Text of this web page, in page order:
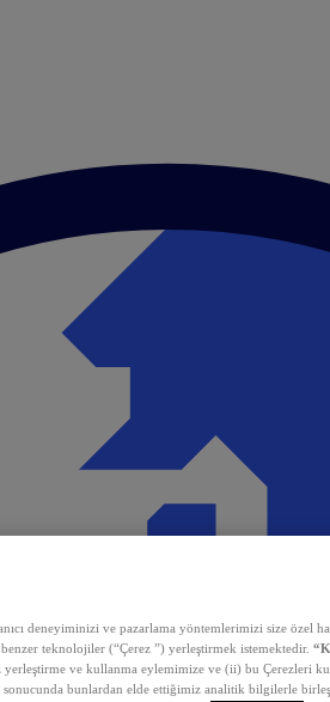
deneyiminizi ve pazarlama yöntemlerimizi size özel
benzer teknolojiler (“Çerez ”) yerleştirmek istemektedir.
yerleştirme ve kullanma eylemimize ve (ii) bu Çerezleri
bunlardan elde ettiğimiz analitik bilgilerle